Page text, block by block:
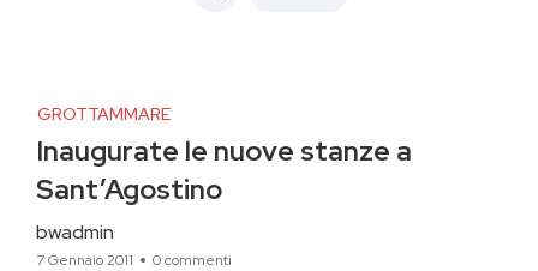
GROTTAMMARE
Inaugurate le nuove stanze a
Sant’Agostino
bwadmin
7 Gennaio 2011 0 commenti